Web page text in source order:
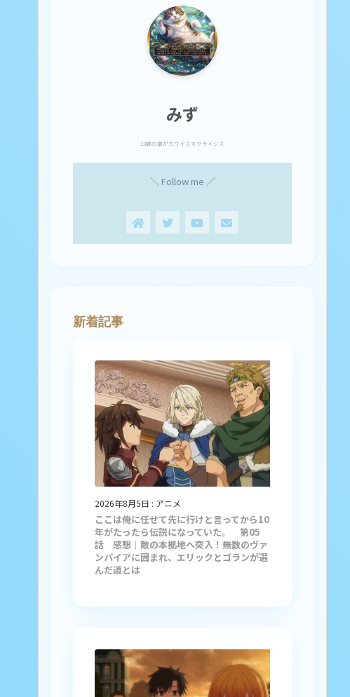
みず
23歳の猫がカワイスギクライシス
＼ Follow me ／
新着記事
2026年8月5日 : アニメ
ここは俺に任せて先に行けと言ってから10
年がたったら伝説になっていた。 第05
話 感想｜敵の本拠地へ突入！無数のヴァ
ンパイアに囲まれ、エリックとゴランが選
んだ道とは